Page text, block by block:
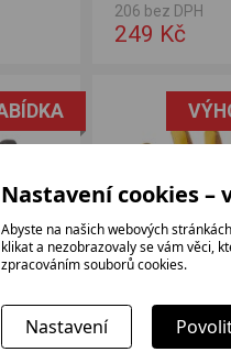
206 bez DPH
249 Kč
Nastavení cookies –
Abyste na našich webových
klikat a nezobrazovaly se vám věci,
zpracováním souborů cookies.
Nastavení